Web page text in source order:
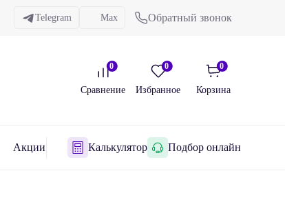
Telegram Max Обратный звонок
0
Сравнение
0
Избранное
0
Корзина
Акции Калькулятор Подбор онлайн